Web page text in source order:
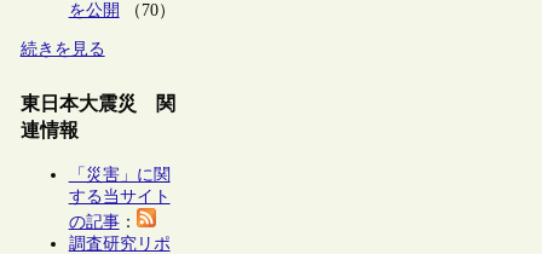
を公開
（70）
続きを見る
東日本大震災 関
連情報
「災害」に関
する当サイト
の記事：
調査研究リポ